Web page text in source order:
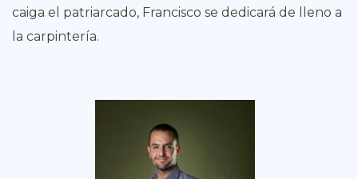
caiga el patriarcado, Francisco se dedicará de lleno a
la carpintería.